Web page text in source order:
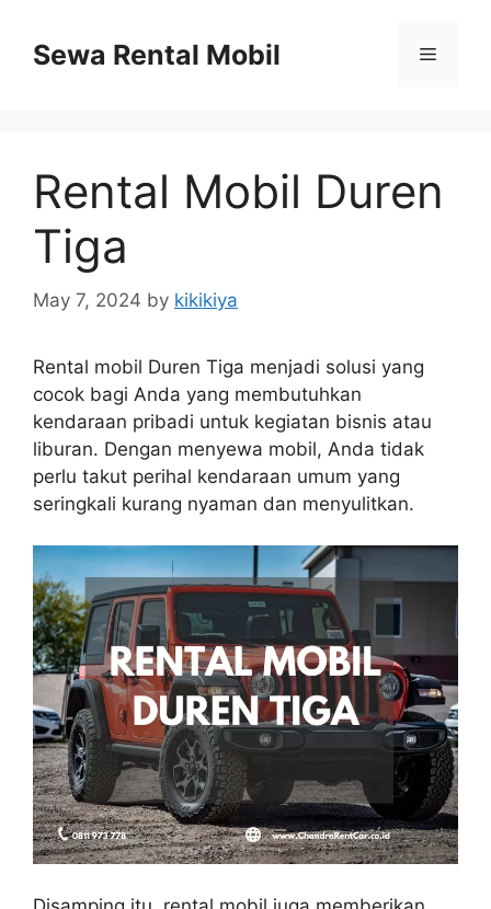
contentSewa Rental Mobil Menu
Rental Mobil Duren
Tiga
May 7, 2024 by kikikiya
Rental mobil Duren Tiga menjadi solusi yang
cocok bagi Anda yang membutuhkan
kendaraan pribadi untuk kegiatan bisnis atau
liburan. Dengan menyewa mobil, Anda tidak
perlu takut perihal kendaraan umum yang
seringkali kurang nyaman dan menyulitkan.